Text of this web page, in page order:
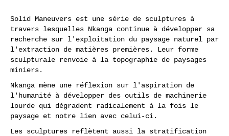
Solid Maneuvers est une série de sculptures à
travers lesquelles Nkanga continue à développer sa
recherche sur l'exploitation du paysage naturel par
l'extraction de matières premières. Leur forme
sculpturale renvoie à la topographie de paysages
miniers.
Nkanga mène une réflexion sur l'aspiration de
l'humanité à développer des outils de machinerie
lourde qui dégradent radicalement à la fois le
paysage et notre lien avec celui-ci.
Les sculptures reflètent aussi la stratification